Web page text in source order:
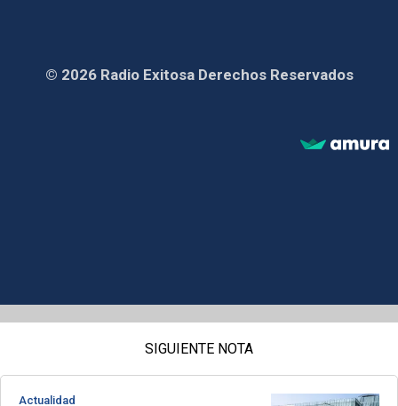
© 2026 Radio Exitosa Derechos Reservados
SIGUIENTE NOTA
Actualidad